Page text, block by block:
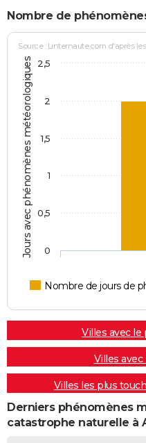
Nombre de
Jours avec phénomènes météorologiques
Source : Linternaute.com d'après
Nombre de jours de
0
0,5
1
1,5
2
2,5
Villes avec
Villes
Villes les plus
Derniers phénomènes
catastrophe naturelle à